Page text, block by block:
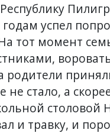
успел
тот момент
родители
стало, а
столовой
и травку, и